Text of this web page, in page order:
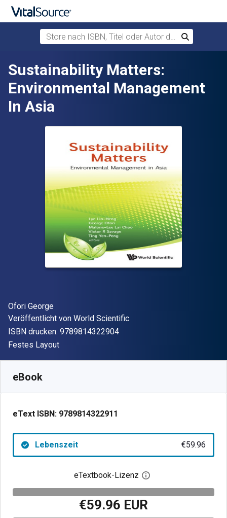
Zum Hauptinhalt springen
Store nach ISBN, Titel oder Autor durchsuchen
Suchen
Sustainability Matters:
Environmental Management
In Asia
Autor(en)
Ofori George
Verleger
Veröffentlicht von World Scientific
ISBN drucken: 9789814322904"ISBN-13 9789814322904"
Format
Festes Layout
eBook
eText ISBN: 9789814322911
Lebenszeit €59.96
eTextbook-Lizenz Digitalen
€59.96 EUR